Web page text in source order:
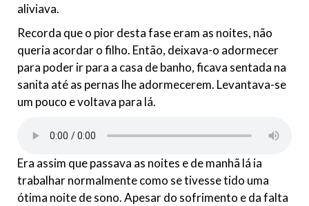
aliviava.
Recorda que o pior desta fase eram as noites, não
queria acordar o filho. Então, deixava-o adormecer
para poder ir para a casa de banho, ficava sentada na
sanita até as pernas lhe adormecerem. Levantava-se
um pouco e voltava para lá.
Era assim que passava as noites e de manhã lá ia
trabalhar normalmente como se tivesse tido uma
ótima noite de sono. Apesar do sofrimento e da falta